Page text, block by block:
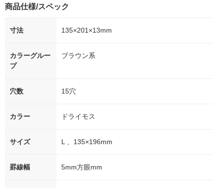
商品仕様/スペック
寸法 135×201×13mm
カラーグルー
プ
ブラウン系
穴数 15穴
カラー ドライモス
サイズ L 、135×196mm
罫線幅 5mm方眼mm